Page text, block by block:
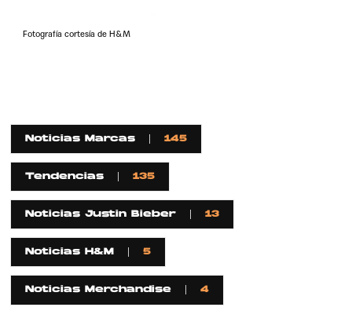
Fotografía cortesía de H&M
Noticias Marcas 145
Tendencias 135
Noticias Justin Bieber 13
Noticias H&M 5
Noticias Merchandise 4